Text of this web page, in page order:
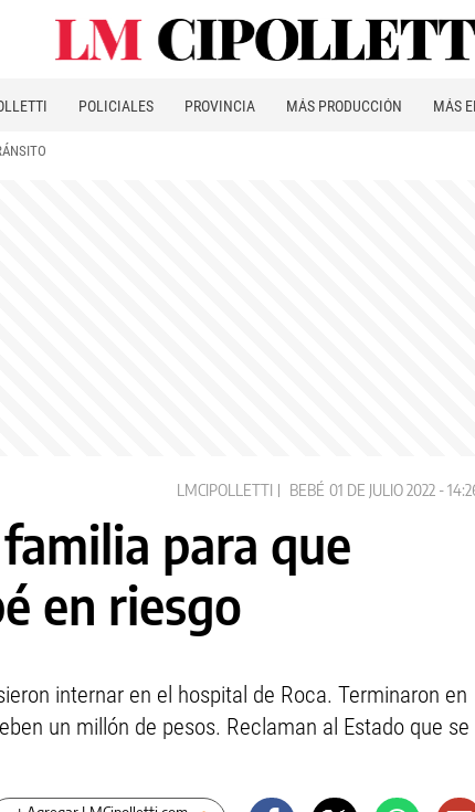
POLICIALES PROVINCIA MÁS PRODUCCIÓN MÁS
LMCIPOLLETTI BEBÉ 01 DE JULIO 2022 -
para que
en riesgo
internar en el hospital de Roca. Terminaron en
un millón de pesos. Reclaman al Estado que se